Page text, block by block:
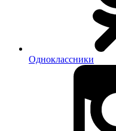
Одноклассники